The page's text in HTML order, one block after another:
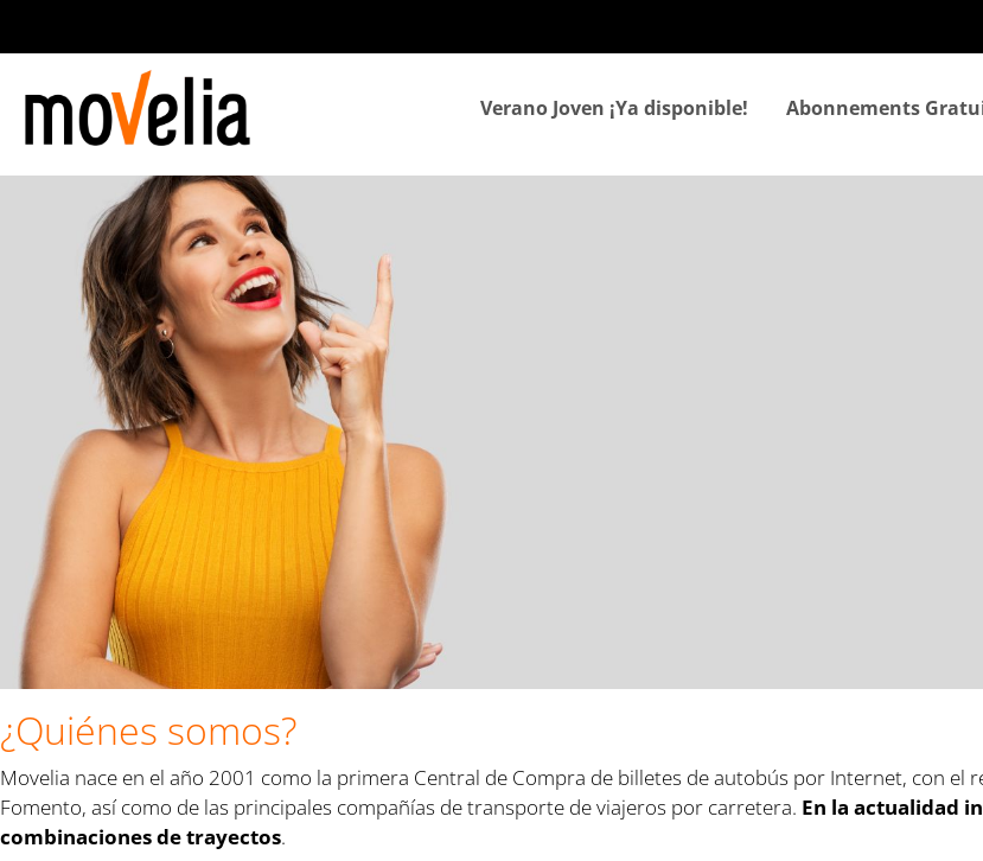
principal
NavegaciónVerano Joven ¡Ya disponible! Abonnements
¿Quiénes somos?
Movelia nace en el año 2001 como la primera Central de Compra de billetes de autobús por Internet, con el
Fomento, así como de las principales compañías de transporte de viajeros por carretera. En la actualidad
combinaciones de trayectos.